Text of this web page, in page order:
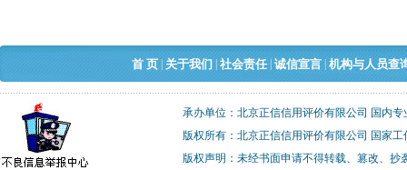
首 页| 关于我们 社会责任| 诚信宣言| 机构与人员查
承办单位：北京正信信用评价有限公司 国内
版权所有：北京正信信用评价有限公司 国家
版权声明：未经书面申请不得转载、篡改、